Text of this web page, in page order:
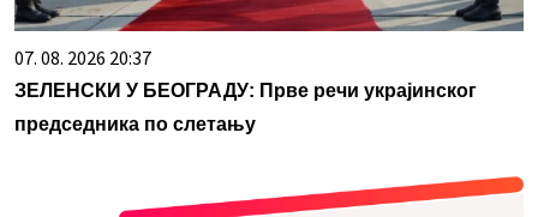
07. 08. 2026 20:37
ЗЕЛЕНСКИ У БЕОГРАДУ: Прве речи украјинског
председника по слетању